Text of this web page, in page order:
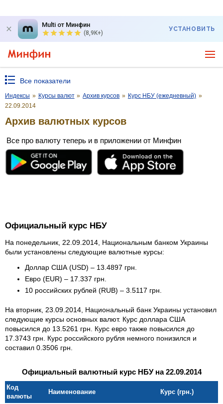
Multi от Минфин
(8,9K+)
УСТАНОВИТЬ
Все показатели
Индексы » Курсы валют » Архив курсов » Курс НБУ (ежедневный) »
22.09.2014
Архив валютных курсов
Все про валюту теперь и в приложении от Минфин
Официальный курс НБУ
На понедельник, 22.09.2014, Национальным банком Украины
были установлены следующие валютные курсы:
Доллар США (USD) – 13.4897 грн.
Евро (EUR) – 17.337 грн.
10 российских рублей (RUB) – 3.5117 грн.
На вторник, 23.09.2014, Национальный банк Украины установил
следующие курсы основных валют. Курс доллара США
повысился до 13.5261 грн. Курс евро также повысился до
17.3743 грн. Курс российского рубля немного понизился и
составил 0.3506 грн.
Официальный валютный курс НБУ на 22.09.2014
Код
валюты
Наименование Курс (грн.)